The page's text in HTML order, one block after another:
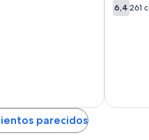
de
Salou
6.4
sobre
6,4 261
parecidos